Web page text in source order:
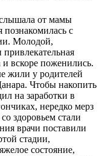
от мамы
с
Молодой,
вскоре поженились.
жили у родителей
Чтобы накопить
на заработки в
нередко мерз
здоровьем стали
врачи поставили
стадии,
состояние,